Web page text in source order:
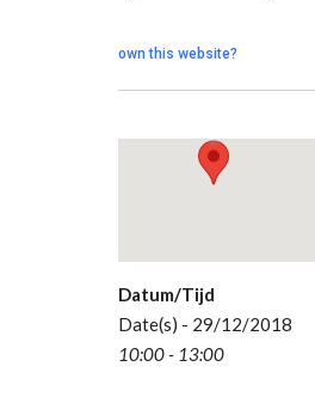
Madesteinweg 34
Do you own this website?
Datum/Tijd
Date(s) - 29/12/2018
10:00 - 13:00